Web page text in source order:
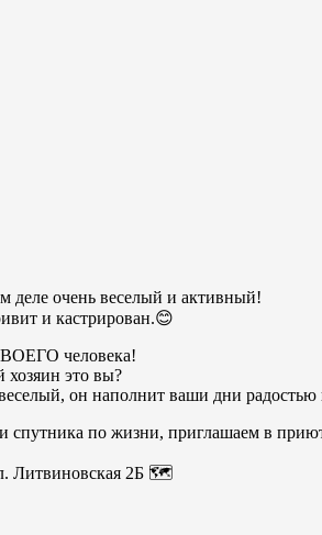
деле очень веселый и активный!
и кастрирован.😊
человека!
это вы?
он наполнит ваши дни
спутника по жизни, приглашаем в
Литвиновская 2Б 🗺️